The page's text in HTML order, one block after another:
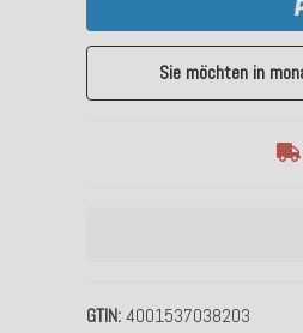
GTIN 4001537038203
Sie möchten in